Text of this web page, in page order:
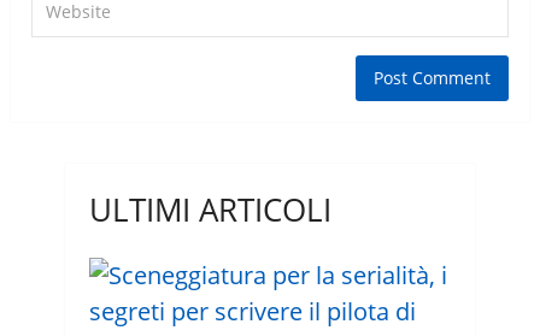
ULTIMI ARTICOLI